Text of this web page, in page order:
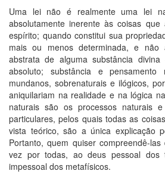
Uma lei não é realmente uma lei
absolutamente inerente às coisas
espírito; quando constitui sua
mais ou menos determinada, e não
abstrata de alguma substância
absoluto; substância e pensamento
mundanos, sobrenaturais e ilógicos,
aniquilariam na realidade e na lógica
naturais são os processos naturais
particulares, pelos quais todas as
vista teórico, são a única explicação
Portanto, quem quiser compreendê-
vez por todas, ao deus pessoal dos
impessoal dos metafísicos.